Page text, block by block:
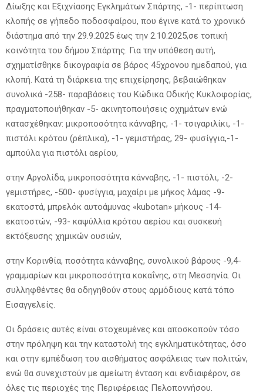
Δίωξης και Εξιχνίασης Εγκλημάτων Σπάρτης, -1- περίπτωση
κλοπής σε γήπεδο ποδοσφαίρου, που έγινε κατά το χρονικό
διάστημα από την 29.9.2025 έως την 2.10.2025,σε τοπική
κοινότητα του δήμου Σπάρτης. Για την υπόθεση αυτή,
σχηματίσθηκε δικογραφία σε βάρος 45χρονου ημεδαπού, για
κλοπή. Κατά τη διάρκεια της επιχείρησης, βεβαιώθηκαν
συνολικά -258- παραβάσεις του Κώδικα Οδικής Κυκλοφορίας,
πραγματοποιήθηκαν -5- ακινητοποιήσεις οχημάτων ενώ
κατασχέθηκαν: μικροποσότητα κάνναβης, -1- τσιγαριλίκι, -1-
πιστόλι κρότου (ρέπλικα), -1- γεμιστήρας, 29- φυσίγγια,-1-
αμπούλα για πιστόλι αερίου,
στην Αργολίδα, μικροποσότητα κάνναβης, -1- πιστόλι, -2-
γεμιστήρες, -500- φυσίγγια, μαχαίρι με μήκος λάμας -9-
εκατοστά, μπρελόκ αυτοάμυνας «kubotan» μήκους -14-
εκατοστών, -93- καψύλλια κρότου αερίου και συσκευή
εκτόξευσης χημικών ουσιών,
στην Κορινθία, ποσότητα κάνναβης, συνολικού βάρους -9,4-
γραμμαρίων και μικροποσότητα κοκαΐνης, στη Μεσσηνία. Οι
συλληφθέντες θα οδηγηθούν στους αρμόδιους κατά τόπο
Εισαγγελείς.
Οι δράσεις αυτές είναι στοχευμένες και αποσκοπούν τόσο
στην πρόληψη και την καταστολή της εγκληματικότητας, όσο
και στην εμπέδωση του αισθήματος ασφάλειας των πολιτών,
ενώ θα συνεχιστούν με αμείωτη ένταση και ενδιαφέρον, σε
όλες τις περιοχές της Περιφέρειας Πελοποννήσου.